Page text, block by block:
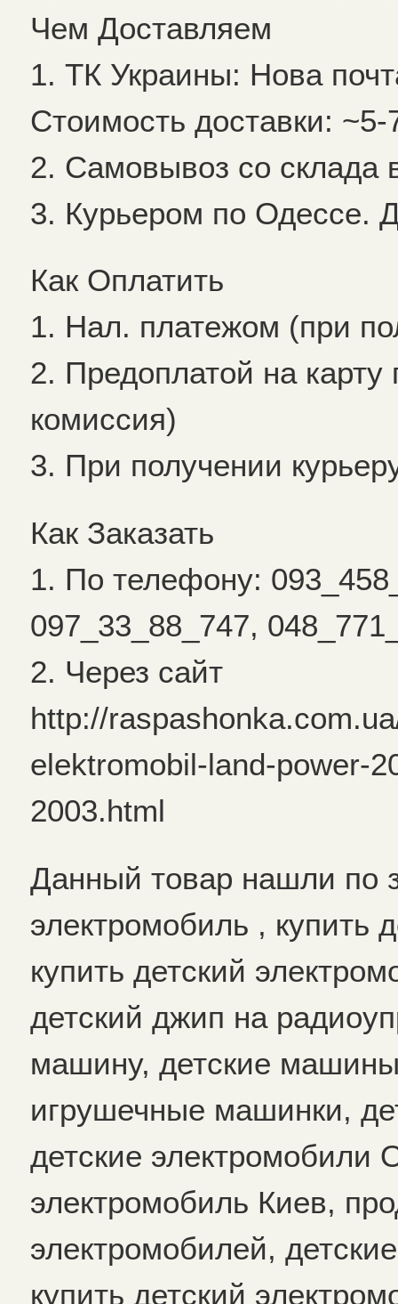
Чем Доставляем
1. ТК Украины: Нова
Стоимость доставки:
2. Самовывоз со склада
3. Курьером по Одессе.
Как Оплатить
1. Нал. платежом (при
2. Предоплатой на карту
комиссия)
3. При получении
Как Заказать
1. По телефону:
097_33_88_747,
2. Через сайт
http://
elektromobil-land-power-
2003.html
Данный товар нашли по
электромобиль , купить
купить детский
детский джип на
машину, детские
игрушечные машинки,
детские электромобили
электромобиль Киев,
электромобилей,
купить детский